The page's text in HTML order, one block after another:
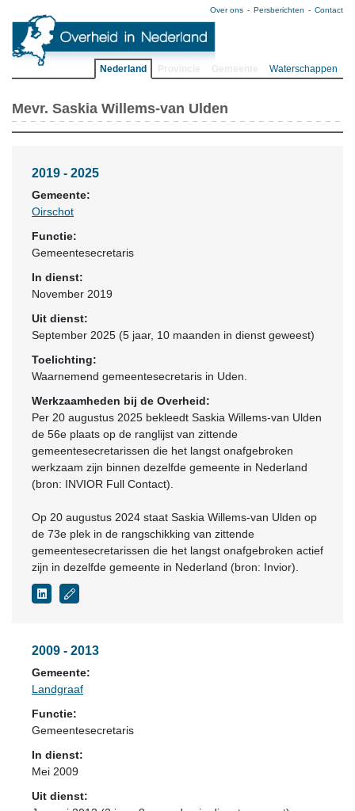
Over ons Persberichten Contact
Nederland Waterschappen
Mevr. Saskia Willems-van Ulden
2019 - 2025
Gemeente:
Oirschot
Functie:
Gemeentesecretaris
In dienst:
November 2019
Uit dienst:
September 2025 (5 jaar, 10 maanden in dienst geweest)
Toelichting:
Waarnemend gemeentesecretaris in Uden.
Werkzaamheden bij de Overheid:
Per 20 augustus 2025 bekleedt Saskia Willems-van Ulden
de 56e plaats op de ranglijst van zittende
gemeentesecretarissen die het langst onafgebroken
werkzaam zijn binnen dezelfde gemeente in Nederland
(bron: INVIOR Full Contact).
Op 20 augustus 2024 staat Saskia Willems-van Ulden op
de 73e plek in de rangschikking van zittende
gemeentesecretarissen die het langst onafgebroken actief
zijn in dezelfde gemeente in Nederland (bron: Invior).
2009 - 2013
Gemeente:
Landgraaf
Functie:
Gemeentesecretaris
In dienst:
Mei 2009
Uit dienst: